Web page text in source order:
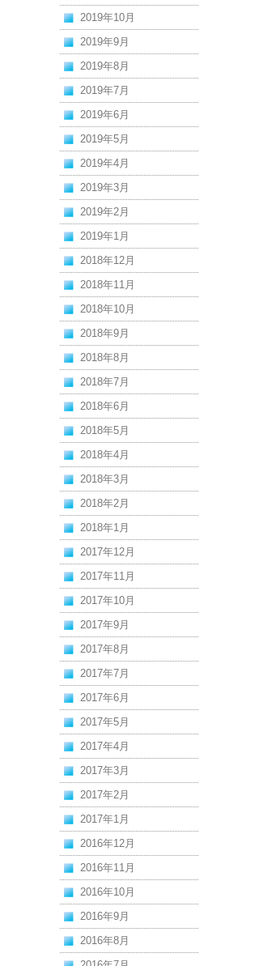
2019年10月
2019年9月
2019年8月
2019年7月
2019年6月
2019年5月
2019年4月
2019年3月
2019年2月
2019年1月
2018年12月
2018年11月
2018年10月
2018年9月
2018年8月
2018年7月
2018年6月
2018年5月
2018年4月
2018年3月
2018年2月
2018年1月
2017年12月
2017年11月
2017年10月
2017年9月
2017年8月
2017年7月
2017年6月
2017年5月
2017年4月
2017年3月
2017年2月
2017年1月
2016年12月
2016年11月
2016年10月
2016年9月
2016年8月